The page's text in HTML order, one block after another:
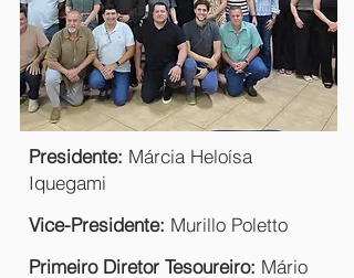
Presidente: Márcia Heloísa
Iquegami
Vice-Presidente: Murillo Poletto
Primeiro Diretor Tesoureiro: Mário